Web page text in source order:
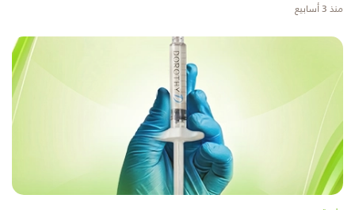
منذ 3 أسابيع